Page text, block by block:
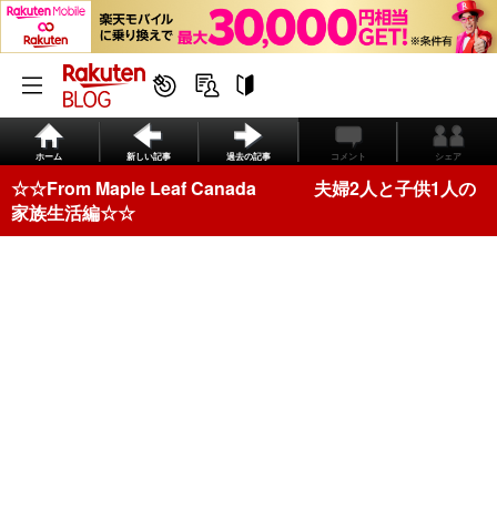
ホーム 新しい記事 過去の記事 コメント シェア
☆☆From Maple Leaf Canada 夫婦2人と子供1人の
家族生活編☆☆